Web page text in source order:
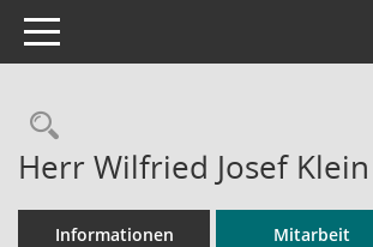
Toggle navigation
Rechercheauswahl
Herr Wilfried Josef Klein
Informationen Mitarbeit